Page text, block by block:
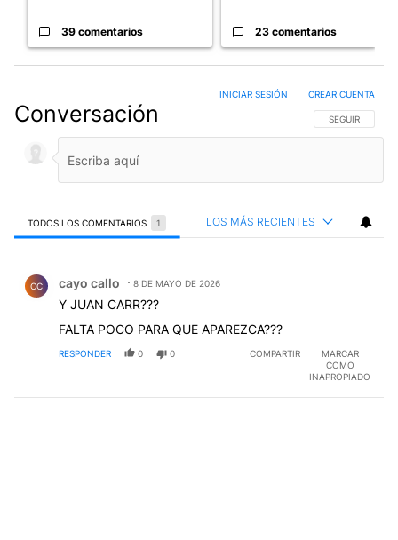
39 comentarios 23 comentarios
Conversación SIGA ESTA
SEGUIR
INICIAR SESIÓN CREAR CUENTA
TODOS LOS COMENTARIOS 1 LOS MÁS RECIENTES
CC cayo callo 8 DE MAYO DE 2026
Y JUAN CARR???
FALTA POCO PARA QUE APAREZCA???
RESPONDER 0 0 COMPARTIR
MARCAR
COMO
INAPROPIADO